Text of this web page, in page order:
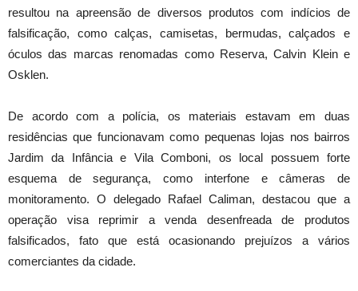
resultou na apreensão de diversos produtos com indícios de
falsificação, como calças, camisetas, bermudas, calçados e
óculos das marcas renomadas como Reserva, Calvin Klein e
Osklen.
De acordo com a polícia, os materiais estavam em duas
residências que funcionavam como pequenas lojas nos bairros
Jardim da Infância e Vila Comboni, os local possuem forte
esquema de segurança, como interfone e câmeras de
monitoramento. O delegado Rafael Caliman, destacou que a
operação visa reprimir a venda desenfreada de produtos
falsificados, fato que está ocasionando prejuízos a vários
comerciantes da cidade.